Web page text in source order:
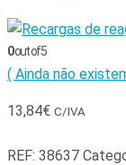
0out of 5
( Ainda não
13,84€ C/IVA
REF: 38637